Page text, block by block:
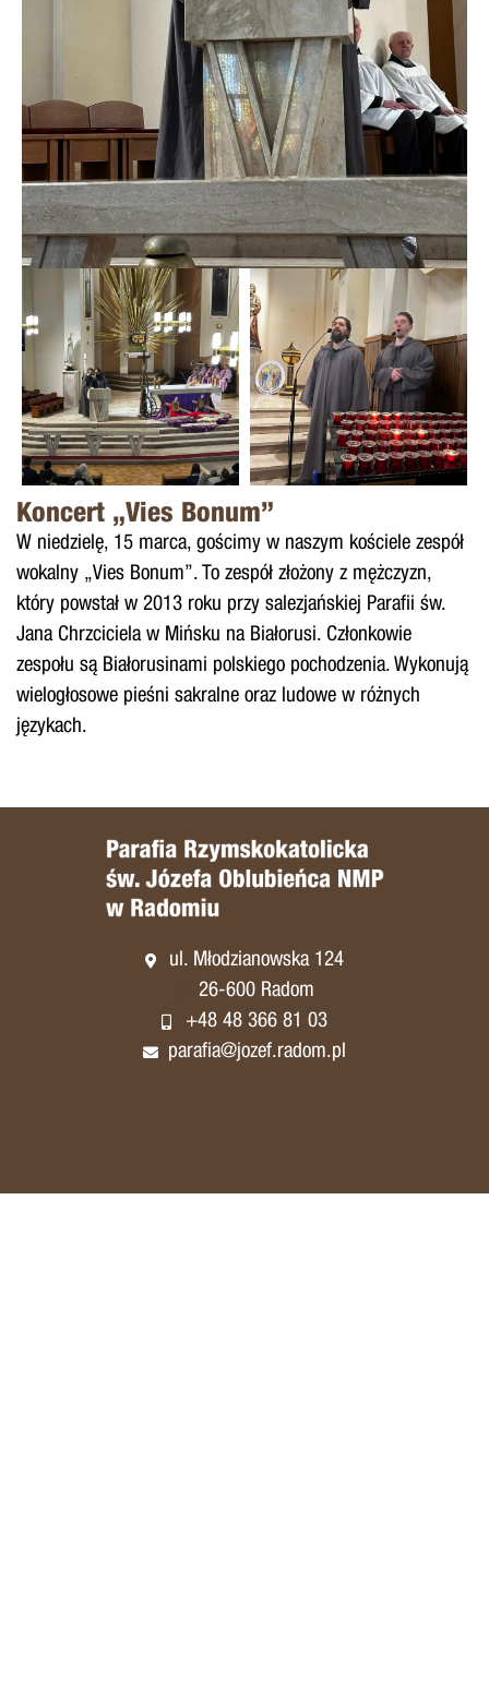
Koncert „Vies Bonum”
W niedzielę, 15 marca, gościmy w naszym kościele zespół
wokalny „Vies Bonum”. To zespół złożony z mężczyzn,
który powstał w 2013 roku przy salezjańskiej Parafii św.
Jana Chrzciciela w Mińsku na Białorusi. Członkowie
zespołu są Białorusinami polskiego pochodzenia. Wykonują
wielogłosowe pieśni sakralne oraz ludowe w różnych
językach.
ul. Młodzianowska 124
26-600 Radom
+48 48 366 81 03
parafia@jozef.radom.pl